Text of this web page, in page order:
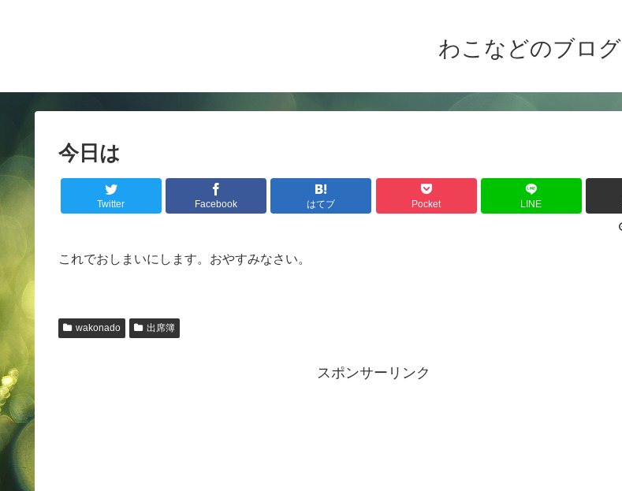
わこなどのブログ
今日は
Twitter Facebook はてブ Pocket LINE
これでおしまいにします。おやすみなさい。
wakonado 出席簿
スポンサーリンク